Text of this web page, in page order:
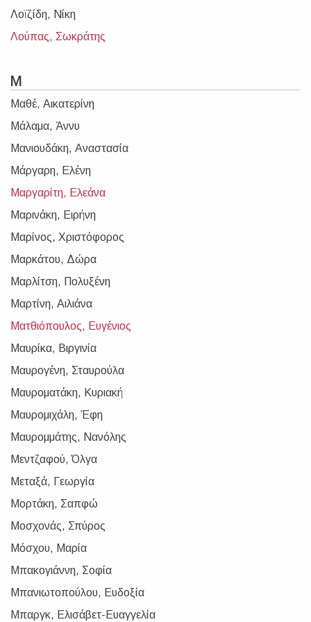
Λοϊζίδη, Νίκη
Λούπας, Σωκράτης
Μ
Μαθέ, Αικατερίνη
Μάλαμα, Άννυ
Μανιουδάκη, Αναστασία
Μάργαρη, Ελένη
Μαργαρίτη, Ελεάνα
Μαρινάκη, Ειρήνη
Μαρίνος, Χριστόφορος
Μαρκάτου, Δώρα
Μαρλίτση, Πολυξένη
Μαρτίνη, Αιλιάνα
Ματθιόπουλος, Ευγένιος
Μαυρίκα, Βιργινία
Μαυρογένη, Σταυρούλα
Μαυροματάκη, Κυριακή
Μαυρομιχάλη, Έφη
Μαυρομμάτης, Νανόλης
Μεντζαφού, Όλγα
Μεταξά, Γεωργία
Μορτάκη, Σαπφώ
Μοσχονάς, Σπύρος
Μόσχου, Μαρία
Μπακογιάννη, Σοφία
Μπανιωτοπούλου, Ευδοξία
Μπαργκ, Ελισάβετ-Ευαγγελία